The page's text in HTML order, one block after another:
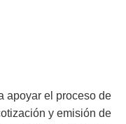
apoyar el proceso de
y emisión de